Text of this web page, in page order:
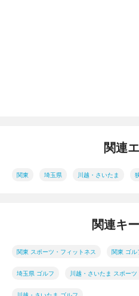
関連
関東 埼玉県 川越・さいたま
関連キ
関東 スポーツ・フィットネス 関東 ゴル
埼玉県 ゴルフ 川越・さいたま スポー